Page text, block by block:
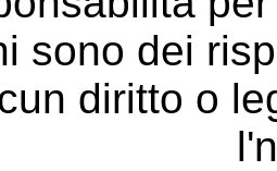
sono dei
diritto o